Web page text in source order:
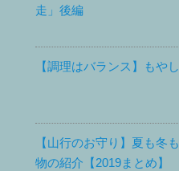
走」後編
【調理はバランス】もや
【山行のお守り】夏も
物の紹介【2019まとめ】